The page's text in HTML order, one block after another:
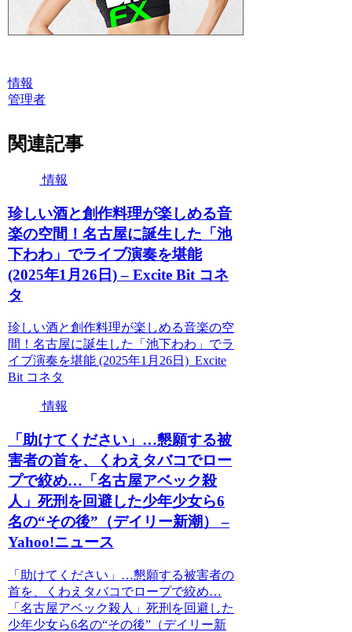
情報
管理者
関連記事
情報
珍しい酒と創作料理が楽しめる音
楽の空間！名古屋に誕生した「池
下わわ」でライブ演奏を堪能
(2025年1月26日) – Excite Bit コネ
タ
珍しい酒と創作料理が楽しめる音楽の空
間！名古屋に誕生した「池下わわ」でラ
イブ演奏を堪能 (2025年1月26日) Excite
Bit コネタ
情報
「助けてください」…懇願する被
害者の首を、くわえタバコでロー
プで絞め…「名古屋アベック殺
人」死刑を回避した少年少女ら6
名の“その後”（デイリー新潮） –
Yahoo!ニュース
「助けてください」…懇願する被害者の
首を、くわえタバコでロープで絞め…
「名古屋アベック殺人」死刑を回避した
少年少女ら6名の“その後”（デイリー新